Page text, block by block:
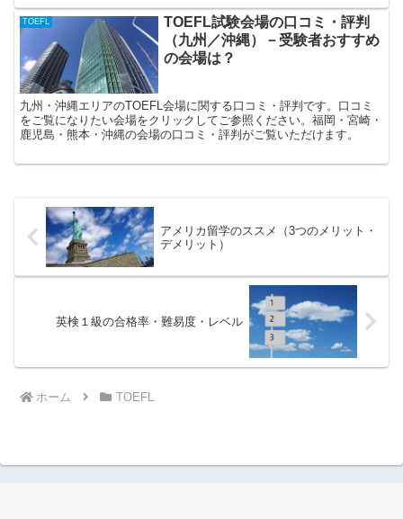
理も問題なく、集中して受験することができました。但し、お手洗い
などの環境（ビルそのもの）は大変古く、狭く、あまりまたあそこで
半日過ごしたいと思えるようなところではありませんでした。受験環
境として大きな問題はないと判断したため、3の評価です。」
TOEFL
TOEFL試験会場の口コミ・評判
（九州／沖縄）－受験者おすすめ
の会場は？
九州・沖縄エリアのTOEFL会場に関する口コミ・評判です。口コミ
をご覧になりたい会場をクリックしてご参照ください。福岡・宮崎・
鹿児島・熊本・沖縄の会場の口コミ・評判がご覧いただけます。
アメリカ留学のススメ（3つのメリット・
デメリット）
英検１級の合格率・難易度・レベル
ホーム TOEFL